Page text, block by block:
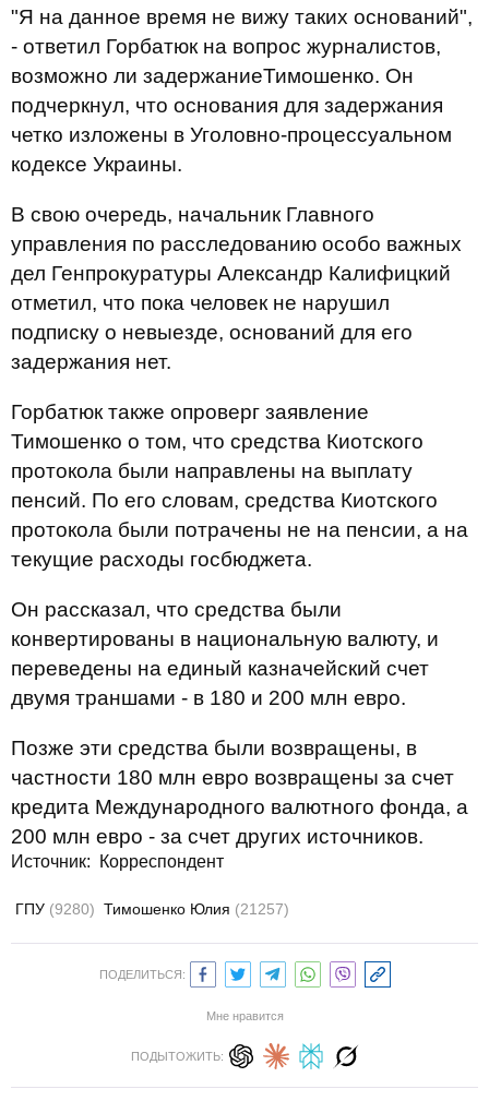
"Я на данное время не вижу таких оснований",
- ответил Горбатюк на вопрос журналистов,
возможно ли задержаниеТимошенко. Он
подчеркнул, что основания для задержания
четко изложены в Уголовно-процессуальном
кодексе Украины.
В свою очередь, начальник Главного
управления по расследованию особо важных
дел Генпрокуратуры Александр Калифицкий
отметил, что пока человек не нарушил
подписку о невыезде, оснований для его
задержания нет.
Горбатюк также опроверг заявление
Тимошенко о том, что средства Киотского
протокола были направлены на выплату
пенсий. По его словам, средства Киотского
протокола были потрачены не на пенсии, а на
текущие расходы госбюджета.
Он рассказал, что средства были
конвертированы в национальную валюту, и
переведены на единый казначейский счет
двумя траншами - в 180 и 200 млн евро.
Позже эти средства были возвращены, в
частности 180 млн евро возвращены за счет
кредита Международного валютного фонда, а
200 млн евро - за счет других источников.
Источник: Корреспондент
ГПУ (9280) Тимошенко Юлия (21257)
ПОДЕЛИТЬСЯ:
Мне нравится
ПОДЫТОЖИТЬ: